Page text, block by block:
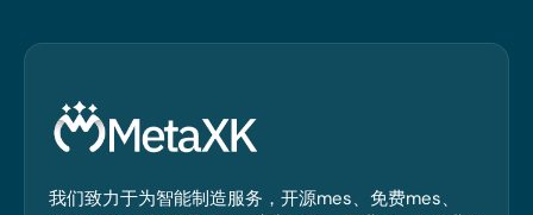
我们致力于为智能制造服务，开源mes、免费mes、